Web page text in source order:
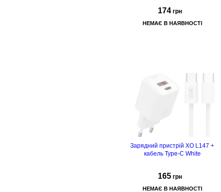
174 грн
НЕМАЄ В НАЯВНОСТІ
Зарядний пристрій XO L147 +
кабель Type-C White
165 грн
НЕМАЄ В НАЯВНОСТІ